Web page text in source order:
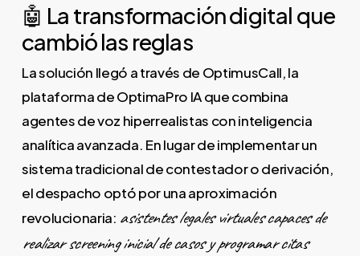
🤖 La transformación digital que
cambió las reglas
La solución llegó a través de OptimusCall, la
plataforma de OptimaPro IA que combina
agentes de voz hiperrealistas con inteligencia
analítica avanzada. En lugar de implementar un
sistema tradicional de contestador o derivación,
el despacho optó por una aproximación
revolucionaria: asistentes legales virtuales capaces de
realizar screening inicial de casos y programar citas